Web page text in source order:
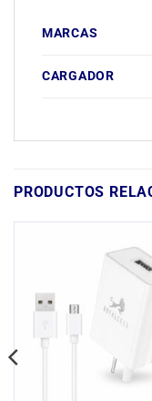
MARCAS
CARGADOR
PRODUCTOS